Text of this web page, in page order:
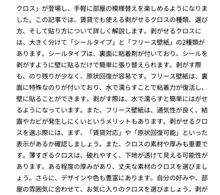
クロス」が登場し、手軽に部屋の模様替えを楽しめるようになりま
した。この記事では、賃貸でも使える剥がせるクロスの種類、選び
方、そして貼り方について詳しく解説します。剥がせるクロスに
は、大きく分けて「シールタイプ」と「フリース壁紙」の2種類が
あります。シールタイプは、裏面に粘着剤が付いており、シールを
剥がすように壁に貼るだけで簡単に張り替えられます。剥がす際
も、のり残りが少なく、原状回復が容易です。フリース壁紙は、裏
面に特殊なのりが付いており、水で濡らすことで粘着力が復活し、
壁に貼ることができます。剥がす際は、水で濡らすと簡単にはがせ
るようになっています。また、フリース壁紙は、通気性が良く、結
露やカビが発生しにくいというメリットもあります。剥がせるクロ
スを選ぶ際には、まず、「賃貸対応」や「原状回復可能」といった
表示があるか確認しましょう。また、クロスの素材や厚みも重要で
す。薄すぎるクロスは、破れやすく、下地が透けて見える可能性が
あります。ある程度の厚みがあり、丈夫な素材のクロスを選びまし
ょう。さらに、デザインや色も豊富にあります。自分の好みや、部
屋の雰囲気に合わせて、お気に入りのクロスを選びましょう。剥が